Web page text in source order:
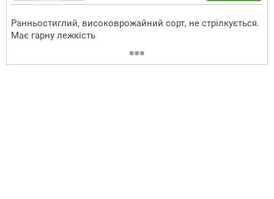
Ранньостиглий, високоврожайний сорт, не стрілкується.
Має гарну лежкість